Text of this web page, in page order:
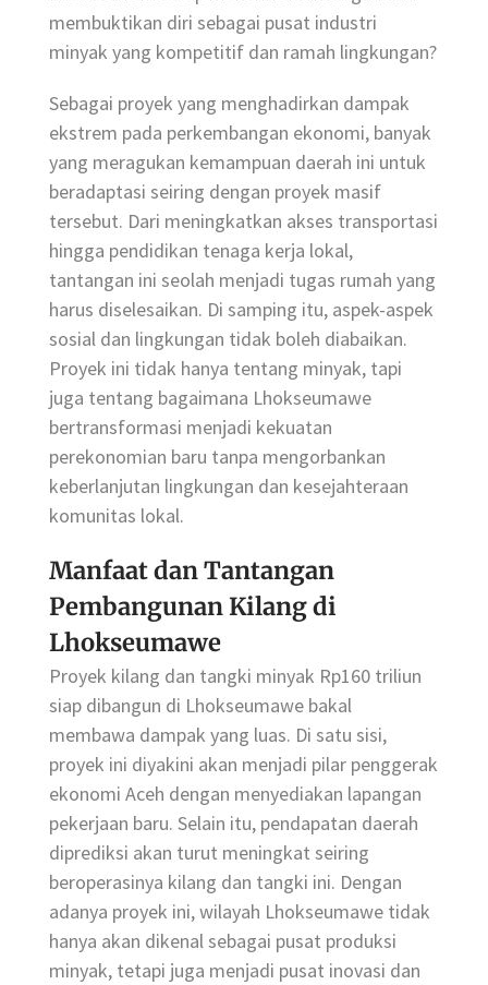
membuktikan diri sebagai pusat industri
minyak yang kompetitif dan ramah lingkungan?
Sebagai proyek yang menghadirkan dampak
ekstrem pada perkembangan ekonomi, banyak
yang meragukan kemampuan daerah ini untuk
beradaptasi seiring dengan proyek masif
tersebut. Dari meningkatkan akses transportasi
hingga pendidikan tenaga kerja lokal,
tantangan ini seolah menjadi tugas rumah yang
harus diselesaikan. Di samping itu, aspek-aspek
sosial dan lingkungan tidak boleh diabaikan.
Proyek ini tidak hanya tentang minyak, tapi
juga tentang bagaimana Lhokseumawe
bertransformasi menjadi kekuatan
perekonomian baru tanpa mengorbankan
keberlanjutan lingkungan dan kesejahteraan
komunitas lokal.
Manfaat dan Tantangan
Pembangunan Kilang di
Lhokseumawe
Proyek kilang dan tangki minyak Rp160 triliun
siap dibangun di Lhokseumawe bakal
membawa dampak yang luas. Di satu sisi,
proyek ini diyakini akan menjadi pilar penggerak
ekonomi Aceh dengan menyediakan lapangan
pekerjaan baru. Selain itu, pendapatan daerah
diprediksi akan turut meningkat seiring
beroperasinya kilang dan tangki ini. Dengan
adanya proyek ini, wilayah Lhokseumawe tidak
hanya akan dikenal sebagai pusat produksi
minyak, tetapi juga menjadi pusat inovasi dan